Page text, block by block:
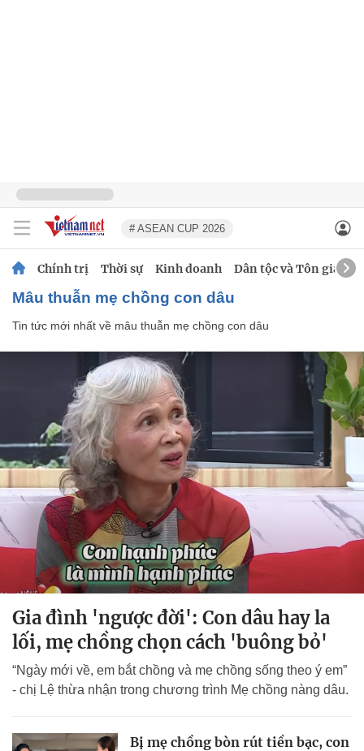
# ASEAN CUP 2026
Chính trị Thời sự Kinh doanh Dân tộc và Tôn giáo
mâu thuẫn mẹ chồng con dâu
Tin tức mới nhất về mâu thuẫn mẹ chồng con dâu
Gia đình 'ngược đời': Con dâu hay la
lối, mẹ chồng chọn cách 'buông bỏ'
“Ngày mới về, em bắt chồng và mẹ chồng sống theo ý em”
- chị Lệ thừa nhận trong chương trình Mẹ chồng nàng dâu.
Bị mẹ chồng bòn rút tiền bạc, con